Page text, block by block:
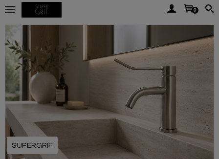
0
SUPERGRIF